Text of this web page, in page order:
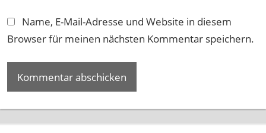
Name, E-Mail-Adresse und Website in diesem
Browser für meinen nächsten Kommentar speichern.